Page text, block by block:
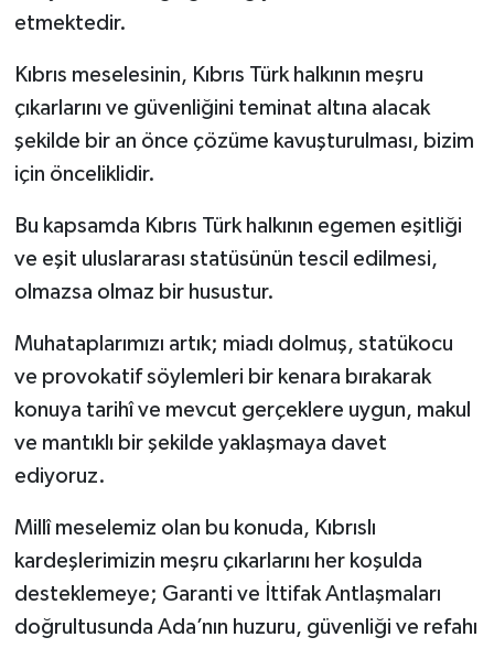
etmektedir.
Kıbrıs meselesinin, Kıbrıs Türk halkının meşru
çıkarlarını ve güvenliğini teminat altına alacak
şekilde bir an önce çözüme kavuşturulması, bizim
için önceliklidir.
Bu kapsamda Kıbrıs Türk halkının egemen eşitliği
ve eşit uluslararası statüsünün tescil edilmesi,
olmazsa olmaz bir husustur.
Muhataplarımızı artık; miadı dolmuş, statükocu
ve provokatif söylemleri bir kenara bırakarak
konuya tarihî ve mevcut gerçeklere uygun, makul
ve mantıklı bir şekilde yaklaşmaya davet
ediyoruz.
Millî meselemiz olan bu konuda, Kıbrıslı
kardeşlerimizin meşru çıkarlarını her koşulda
desteklemeye; Garanti ve İttifak Antlaşmaları
doğrultusunda Ada’nın huzuru, güvenliği ve refahı